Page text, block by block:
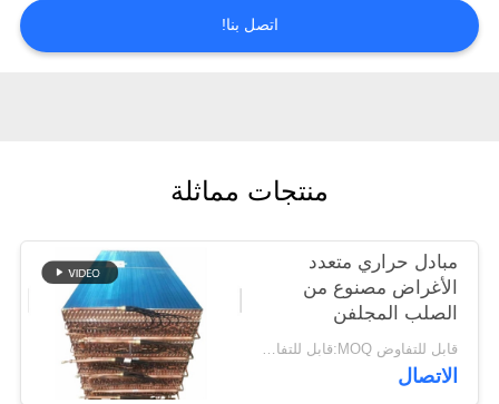
حالات
POLICY
اتصل بنا!
منتجات مماثلة
مبادل حراري متعدد
الأغراض مصنوع من
الصلب المجلفن
قابل للتفاوض MOQ:قابل للتفاوض
الاتصال